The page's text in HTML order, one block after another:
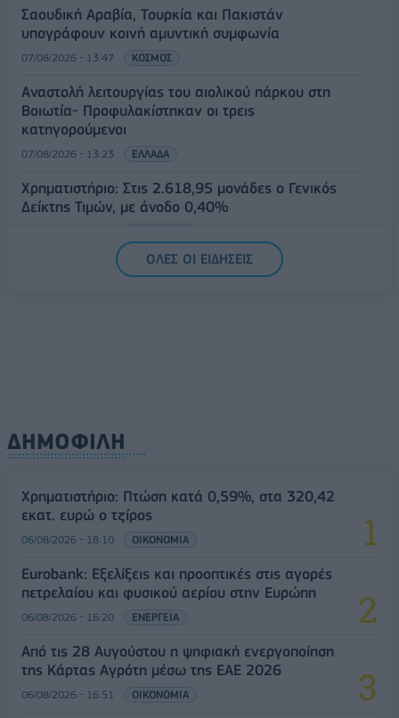
Σαουδική Αραβία, Τουρκία και Πακιστάν
υπογράφουν κοινή αμυντική συμφωνία
07/08/2026 - 13:47 ΚΟΣΜΟΣ
Αναστολή λειτουργίας του αιολικού πάρκου στη
Βοιωτία- Προφυλακίστηκαν οι τρεις
κατηγορούμενοι
07/08/2026 - 13:23 ΕΛΛΑΔΑ
Χρηματιστήριο: Στις 2.618,95 μονάδες ο Γενικός
Δείκτης Τιμών, με άνοδο 0,40%
ΟΛΕΣ ΟΙ ΕΙΔΗΣΕΙΣ
ΔΗΜΟΦΙΛΗ
Χρηματιστήριο: Πτώση κατά 0,59%, στα 320,42
εκατ. ευρώ ο τζίρος
06/08/2026 - 18:10 ΟΙΚΟΝΟΜΙΑ
Eurobank: Εξελίξεις και προοπτικές στις αγορές
πετρελαίου και φυσικού αερίου στην Ευρώπη
06/08/2026 - 16:20 ΕΝΕΡΓΕΙΑ
Από τις 28 Αυγούστου η ψηφιακή ενεργοποίηση
της Κάρτας Αγρότη μέσω της ΕΑΕ 2026
06/08/2026 - 16:51 ΟΙΚΟΝΟΜΙΑ